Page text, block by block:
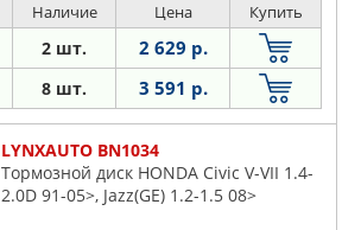
Наличие Цена Купить
2 шт. 2 629 р.
8 шт. 3 591 р.
LYNXAUTO BN1034
Тормозной диск HONDA Civic V-VII 1.4-
2.0D 91-05>, Jazz(GE) 1.2-1.5 08>